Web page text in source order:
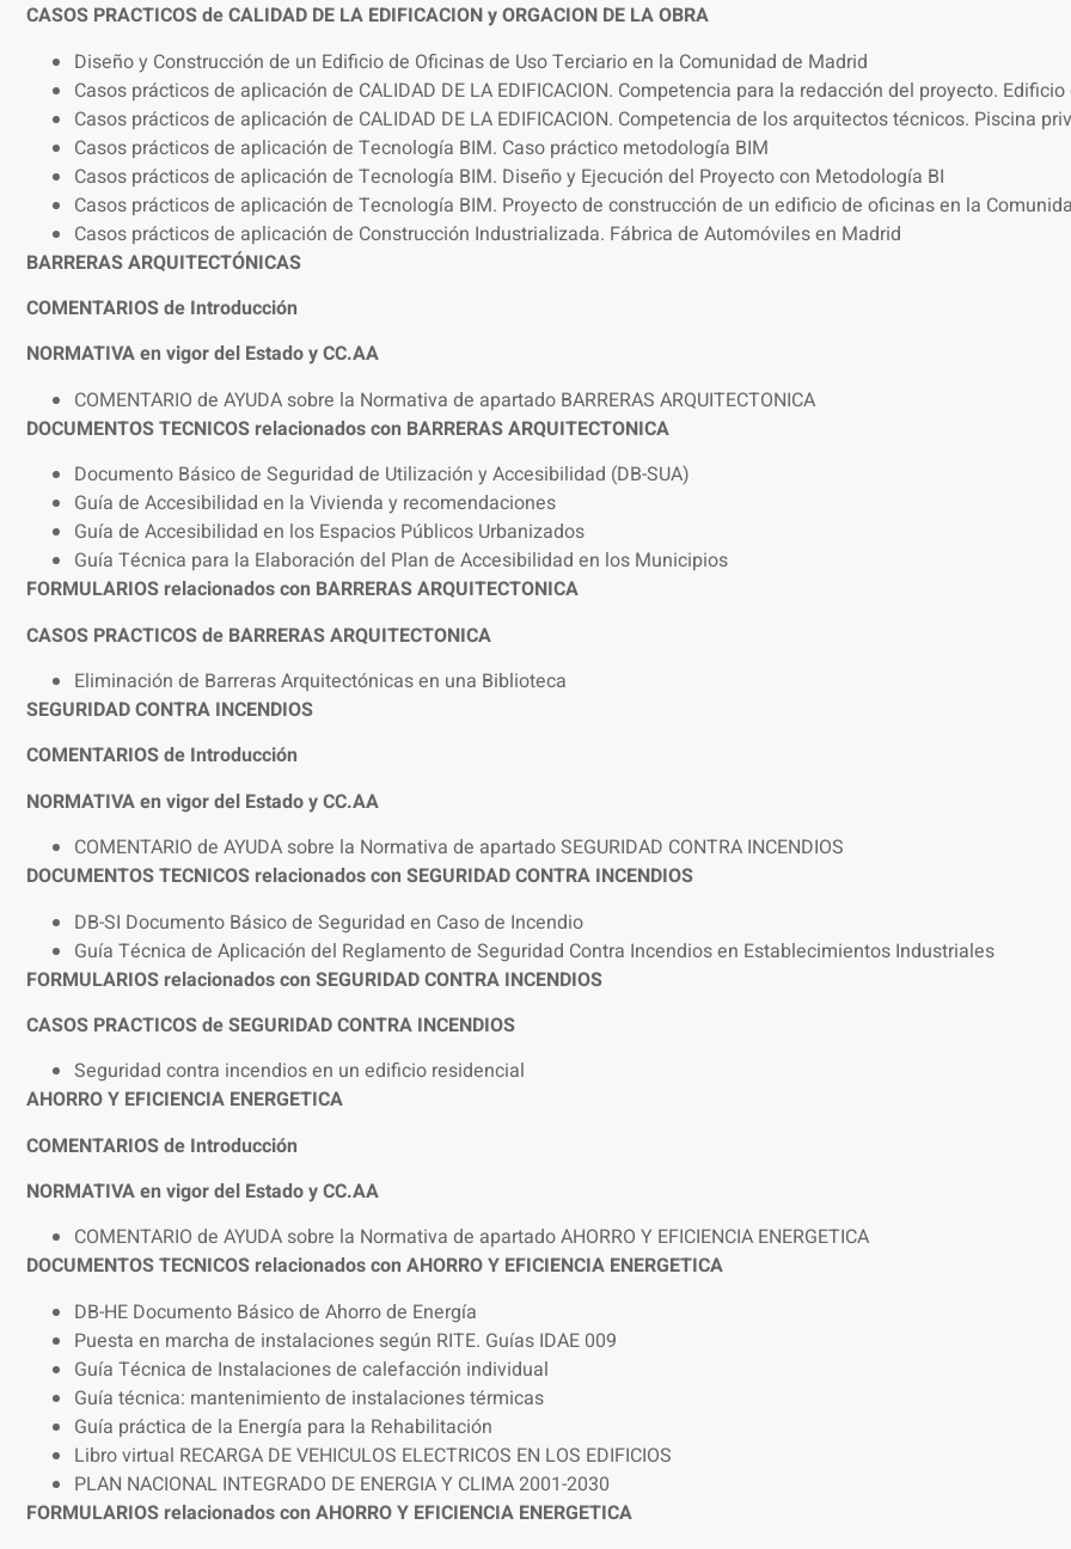
CASOS PRACTICOS de CALIDAD DE LA EDIFICACION y ORGACION DE LA OBRA
Diseño y Construcción de un Edificio de Oficinas de Uso Terciario en la Comunidad de Madrid
Casos prácticos de aplicación de CALIDAD DE LA EDIFICACION. Competencia para la redacción del proyecto.
Casos prácticos de aplicación de CALIDAD DE LA EDIFICACION. Competencia de los arquitectos técnicos. Piscina
Casos prácticos de aplicación de Tecnología BIM. Caso práctico metodología BIM
Casos prácticos de aplicación de Tecnología BIM. Diseño y Ejecución del Proyecto con Metodología BI
Casos prácticos de aplicación de Tecnología BIM. Proyecto de construcción de un edificio de oficinas en la
Casos prácticos de aplicación de Construcción Industrializada. Fábrica de Automóviles en Madrid
BARRERAS ARQUITECTÓNICAS
COMENTARIOS de Introducción
NORMATIVA en vigor del Estado y CC.AA
COMENTARIO de AYUDA sobre la Normativa de apartado BARRERAS ARQUITECTONICA
DOCUMENTOS TECNICOS relacionados con BARRERAS ARQUITECTONICA
Documento Básico de Seguridad de Utilización y Accesibilidad (DB-SUA)
Guía de Accesibilidad en la Vivienda y recomendaciones
Guía de Accesibilidad en los Espacios Públicos Urbanizados
Guía Técnica para la Elaboración del Plan de Accesibilidad en los Municipios
FORMULARIOS relacionados con BARRERAS ARQUITECTONICA
CASOS PRACTICOS de BARRERAS ARQUITECTONICA
Eliminación de Barreras Arquitectónicas en una Biblioteca
SEGURIDAD CONTRA INCENDIOS
COMENTARIOS de Introducción
NORMATIVA en vigor del Estado y CC.AA
COMENTARIO de AYUDA sobre la Normativa de apartado SEGURIDAD CONTRA INCENDIOS
DOCUMENTOS TECNICOS relacionados con SEGURIDAD CONTRA INCENDIOS
DB-SI Documento Básico de Seguridad en Caso de Incendio
Guía Técnica de Aplicación del Reglamento de Seguridad Contra Incendios en Establecimientos Industriales
FORMULARIOS relacionados con SEGURIDAD CONTRA INCENDIOS
CASOS PRACTICOS de SEGURIDAD CONTRA INCENDIOS
Seguridad contra incendios en un edificio residencial
AHORRO Y EFICIENCIA ENERGETICA
COMENTARIOS de Introducción
NORMATIVA en vigor del Estado y CC.AA
COMENTARIO de AYUDA sobre la Normativa de apartado AHORRO Y EFICIENCIA ENERGETICA
DOCUMENTOS TECNICOS relacionados con AHORRO Y EFICIENCIA ENERGETICA
DB-HE Documento Básico de Ahorro de Energía
Puesta en marcha de instalaciones según RITE. Guías IDAE 009
Guía Técnica de Instalaciones de calefacción individual
Guía técnica: mantenimiento de instalaciones térmicas
Guía práctica de la Energía para la Rehabilitación
Libro virtual RECARGA DE VEHICULOS ELECTRICOS EN LOS EDIFICIOS
PLAN NACIONAL INTEGRADO DE ENERGIA Y CLIMA 2001-2030
FORMULARIOS relacionados con AHORRO Y EFICIENCIA ENERGETICA